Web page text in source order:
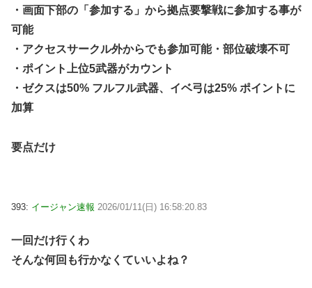
・画面下部の「参加する」から拠点要撃戦に参加する事が
可能
・アクセスサークル外からでも参加可能・部位破壊不可
・ポイント上位5武器がカウント
・ゼクスは50% フルフル武器、イベ弓は25% ポイントに
加算
要点だけ
393: イージャン速報 2026/01/11(日) 16:58:20.83
一回だけ行くわ
そんな何回も行かなくていいよね？